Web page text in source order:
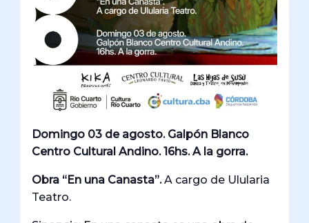
Domingo 03 de agosto. Galpón Blanco
Centro Cultural Andino. 16hs. A la gorra.
Obra “En una Canasta”.A cargo de Ulularia
Teatro.